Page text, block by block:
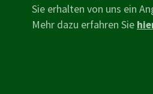
Sie erhalten von uns ein
Mehr dazu erfahren Sie